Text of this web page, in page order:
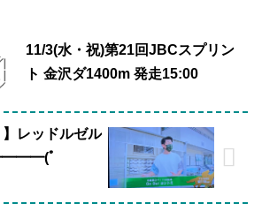
11/3(水・祝)第21回JBCスプリン
ト 金沢ダ1400m 発走15:00
】レッドルゼル
━━━━(ﾟ